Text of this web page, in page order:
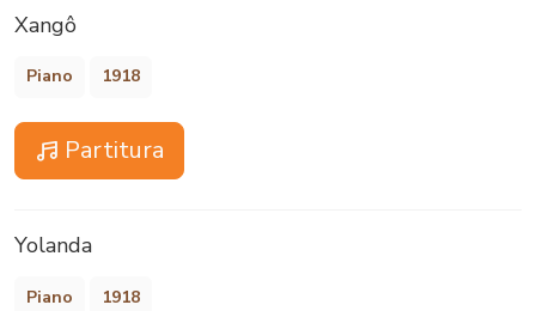
Xangô
Piano 1918
Partitura
Yolanda
Piano 1918